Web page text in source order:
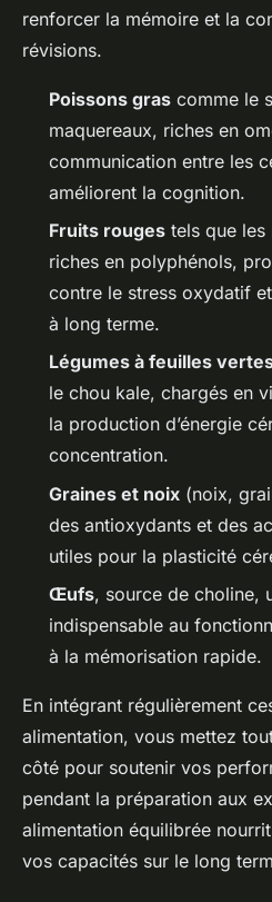
renforcer la mémoire et la
révisions.
Poissons gras comme le
maquereaux, riches en
communication entre les
améliorent la cognition.
Fruits rouges tels que les
riches en polyphénols,
contre le stress oxydatif
à long terme.
Légumes à feuilles
le chou kale, chargés en
la production d’énergie
concentration.
Graines et noix (noix,
des antioxydants et des
utiles pour la plasticité
Œufs, source de choline,
indispensable au
à la mémorisation rapide.
En intégrant régulièrement
alimentation, vous mettez
côté pour soutenir vos
pendant la préparation aux
alimentation équilibrée
vos capacités sur le long